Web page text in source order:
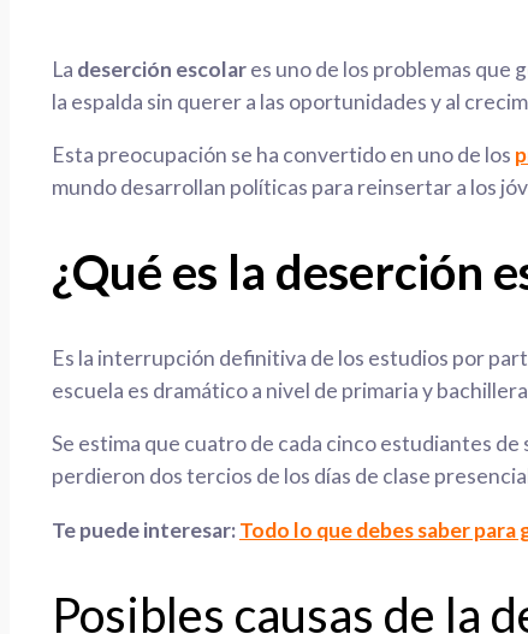
La deserción escolares uno de los problemas que
la espalda sin querer a las oportunidades y al
Esta preocupación se ha convertido en uno de los
mundo desarrollan políticas para reinsertar a los
¿Qué es la deserción
Es la interrupción definitiva de los estudios por
escuela es dramático a nivel de primaria y
Se estima que cuatro de cada cinco estudiantes
perdieron dos tercios de los días de clase
Te puede interesar:Todo lo que debes saber para
Posibles causas de la